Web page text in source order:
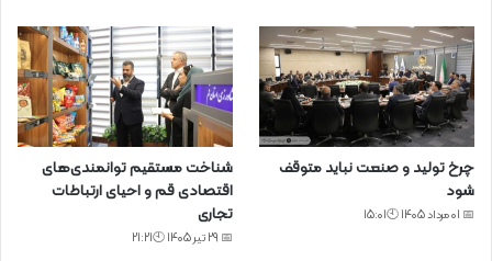
چرخ تولید و صنعت نباید متوقف
شود
📅 01 مرداد 1405 🕙15:01
شناخت مستقیم توانمندی‌های
اقتصادی قم و احیای ارتباطات
تجاری
📅 29 تیر 1405 🕙21:21